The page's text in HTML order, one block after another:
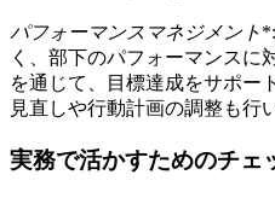
パフォーマンスマネジメント
く、部下のパフォーマンスに
を通じて、目標達成をサポー
見直しや行動計画の調整も行
実務で活かすためのチェ